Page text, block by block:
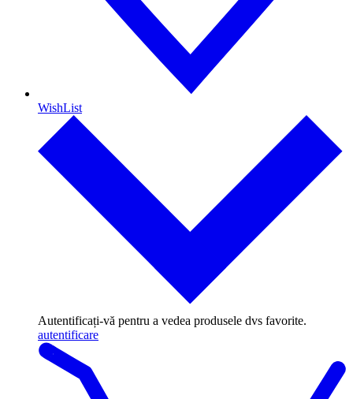
WishList
Autentificați-vă pentru a vedea produsele dvs favorite.
autentificare